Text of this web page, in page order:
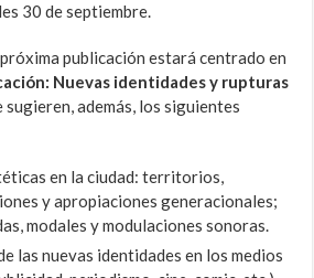
30 de septiembre.
publicación estará centrado en
Nuevas identidades y rupturas
sugieren, además, los siguientes
en la ciudad: territorios,
y apropiaciones generacionales;
modales y modulaciones sonoras.
las nuevas identidades en los medios